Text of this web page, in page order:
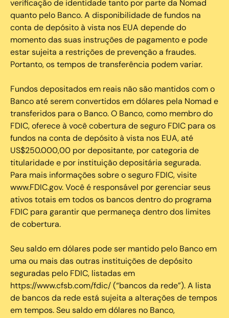
verificação de identidade tanto por parte da Nomad
quanto pelo Banco. A disponibilidade de fundos na
conta de depósito à vista nos EUA depende do
momento das suas instruções de pagamento e pode
estar sujeita a restrições de prevenção a fraudes.
Portanto, os tempos de transferência podem variar.
Fundos depositados em reais não são mantidos com o
Banco até serem convertidos em dólares pela Nomad e
transferidos para o Banco. O Banco, como membro do
FDIC, oferece à você cobertura de seguro FDIC para os
fundos na conta de depósito à vista nos EUA, até
US$250.000,00 por depositante, por categoria de
titularidade e por instituição depositária segurada.
Para mais informações sobre o seguro FDIC, visite
www.FDIC.gov. Você é responsável por gerenciar seus
ativos totais em todos os bancos dentro do programa
FDIC para garantir que permaneça dentro dos limites
de cobertura.
Seu saldo em dólares pode ser mantido pelo Banco em
uma ou mais das outras instituições de depósito
seguradas pelo FDIC, listadas em
https://www.cfsb.com/fdic/ (“bancos da rede”). A lista
de bancos da rede está sujeita a alterações de tempos
em tempos. Seu saldo em dólares no Banco,